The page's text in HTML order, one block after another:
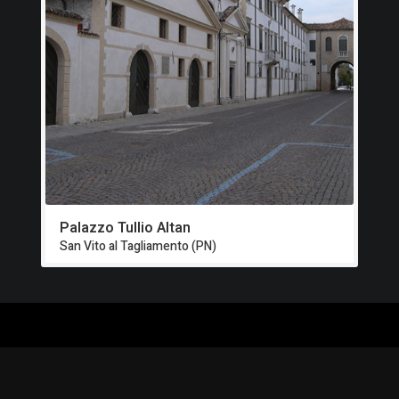
Palazzo Tullio Altan
San Vito al Tagliamento (PN)